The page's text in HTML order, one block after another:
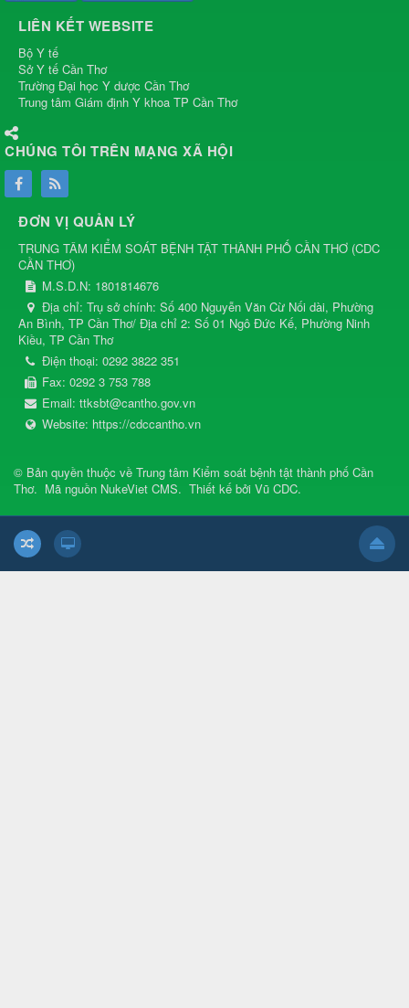
LIÊN KẾT WEBSITE
Bộ Y tế
Sở Y tế Cần Thơ
Trường Đại học Y dược Cần Thơ
Trung tâm Giám định Y khoa TP Cần Thơ
CHÚNG TÔI TRÊN MẠNG XÃ HỘI
ĐƠN VỊ QUẢN LÝ
TRUNG TÂM KIỂM SOÁT BỆNH TẬT THÀNH PHỐ CẦN THƠ (CDC
CẦN THƠ)
M.S.D.N: 1801814676
Địa chỉ: Trụ sở chính: Số 400 Nguyễn Văn Cừ Nối dài, Phường
An Bình, TP Cần Thơ/ Địa chỉ 2: Số 01 Ngô Đức Kế, Phường Ninh
Kiều, TP Cần Thơ
Điện thoại: 0292 3822 351
Fax: 0292 3 753 788
Email: ttksbt@cantho.gov.vn
Website: https://cdccantho.vn
© Bản quyền thuộc về Trung tâm Kiểm soát bệnh tật thành phố Cần
Thơ. Mã nguồn NukeViet CMS. Thiết kế bởi Vũ CDC.